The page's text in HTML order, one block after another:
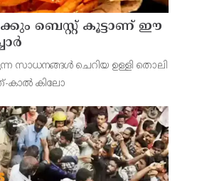
ബെസ്റ്റ് കൂട്ടാണ് ഈ
സാധനങ്ങള്‍ ചെറിയ ഉള്ളി തൊലി
കാല്‍ കിലോ